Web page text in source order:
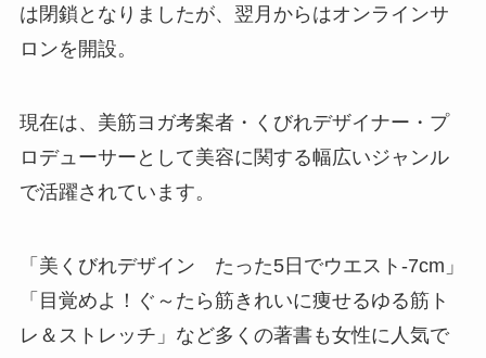
は閉鎖となりましたが、翌月からはオンラインサ
ロンを開設。
現在は、美筋ヨガ考案者・くびれデザイナー・プ
ロデューサーとして美容に関する幅広いジャンル
で活躍されています。
「美くびれデザイン たった5日でウエスト-7cm」
「目覚めよ！ぐ～たら筋きれいに痩せるゆる筋ト
レ＆ストレッチ」など多くの著書も女性に人気で